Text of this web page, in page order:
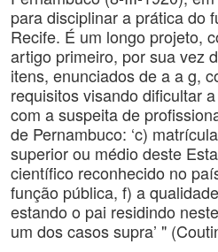
para disciplinar a prática do
Recife. É um longo projeto,
artigo primeiro, por sua vez
itens, enunciados de a a g,
requisitos visando dificultar
com a suspeita de
de Pernambuco: ‘c)
superior ou médio deste
científico reconhecido no
função pública, f) a
estando o pai residindo
um dos casos supra’ "